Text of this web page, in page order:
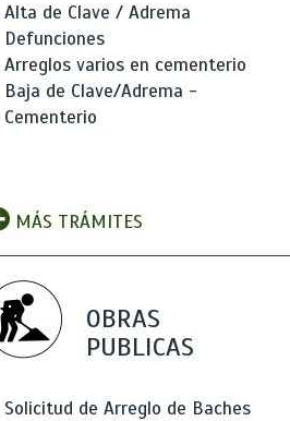
Alta de Clave / Adrema
Defunciones
Arreglos varios en cementerio
Baja de Clave/Adrema -
Cementerio
MÁS TRÁMITES
OBRAS
PUBLICAS
Solicitud de Arreglo de Baches